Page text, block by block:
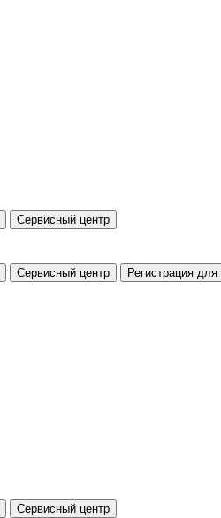
Сервисный центр
Сервисный центр
Сервисный центр